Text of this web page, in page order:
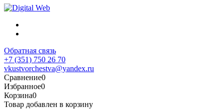
Обратная связь
+7 (351) 750 26 70
vkustvorchestva@yandex.ru
Сравнение0
Избранное0
Корзина0
Товар добавлен в корзину